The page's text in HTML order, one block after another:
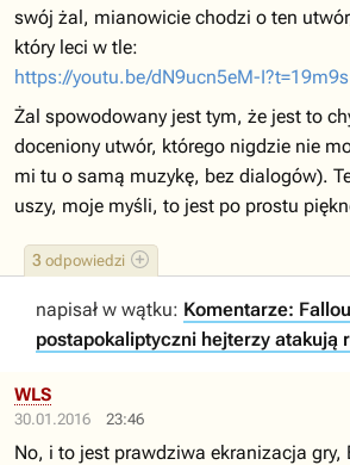
3 odpowiedzi
swój żal, mianowicie chodzi o ten
który leci w tle:
https://youtu.be/dN9ucn5eM-I?t=19m9s
Żal spowodowany jest tym, że jest to
doceniony utwór, którego nigdzie nie
mi tu o samą muzykę, bez dialogów).
uszy, moje myśli, to jest po prostu
napisał w wątku: Komentarze:
postapokaliptyczni hejterzy atakują
30.01.2016 23:46
WLS
No, i to jest prawdziwa ekranizacja gry,